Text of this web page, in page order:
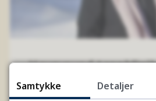
Havøysund
Tannklinikken i
Samtykke Detaljer